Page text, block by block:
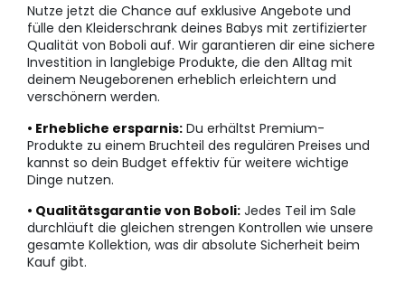
Nutze jetzt die Chance auf exklusive Angebote und
fülle den Kleiderschrank deines Babys mit zertifizierter
Qualität von Boboli auf. Wir garantieren dir eine sichere
Investition in langlebige Produkte, die den Alltag mit
deinem Neugeborenen erheblich erleichtern und
verschönern werden.
• Erhebliche ersparnis: Du erhältst Premium-
Produkte zu einem Bruchteil des regulären Preises und
kannst so dein Budget effektiv für weitere wichtige
Dinge nutzen.
• Qualitätsgarantie von Boboli: Jedes Teil im Sale
durchläuft die gleichen strengen Kontrollen wie unsere
gesamte Kollektion, was dir absolute Sicherheit beim
Kauf gibt.